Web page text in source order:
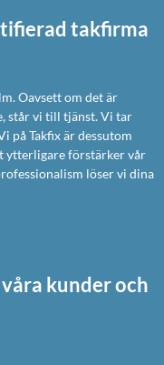
takfirma
Oavsett om det är
står vi till tjänst. Vi tar
på Takfix är dessutom
ytterligare förstärker vår
löser vi dina
kunder och